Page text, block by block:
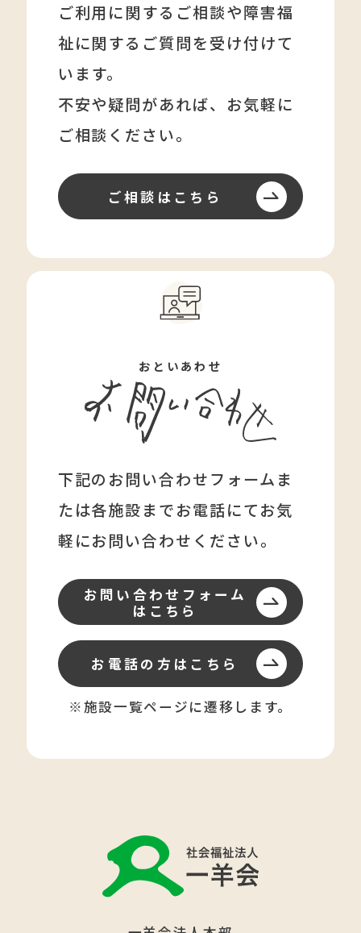
ご利用に関するご相談や障害福
祉に関する ご質問を受け付けて
います。
不安や疑問があれば、 お気軽に
ご相談ください。
ご相談はこちら
おといあわせ
下記のお問い合わせフォームま
たは各施設までお電話にてお気
軽にお問い合わせください。
お問い合わせフォーム
はこちら
お電話の方はこちら
※施設一覧ページに遷移します。